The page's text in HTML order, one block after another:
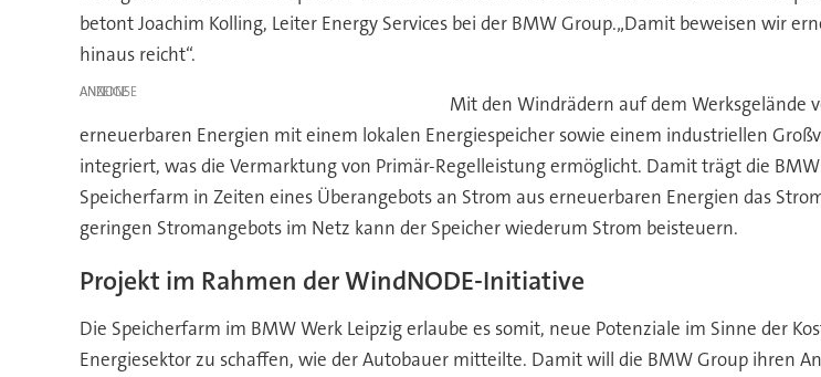
betont Joachim Kolling, Leiter Energy Services bei der BMW Group.„Damit beweisen wir
hinaus reicht“.
ANZEIGE
Mit den Windrädern auf dem Werksgelände
erneuerbaren Energien mit einem lokalen Energiespeicher sowie einem industriellen
integriert, was die Vermarktung von Primär-Regelleistung ermöglicht. Damit trägt die
Speicherfarm in Zeiten eines Überangebots an Strom aus erneuerbaren Energien das
geringen Stromangebots im Netz kann der Speicher wiederum Strom beisteuern.
Projekt im Rahmen der WindNODE-Initiative
Die Speicherfarm im BMW Werk Leipzig erlaube es somit, neue Potenziale im Sinne der
Energiesektor zu schaffen, wie der Autobauer mitteilte. Damit will die BMW Group ihren